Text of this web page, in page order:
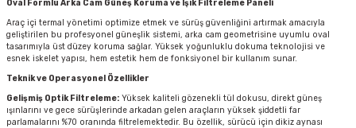
Oval Formlu Arka Cam Güneş Koruma ve Işık Filtreleme Paneli
Araç içi termal yönetimi optimize etmek ve sürüş güvenliğini artırmak amacıyla
geliştirilen bu profesyonel güneşlik sistemi, arka cam geometrisine uyumlu oval
tasarımıyla üst düzey koruma sağlar. Yüksek yoğunluklu dokuma teknolojisi ve
esnek iskelet yapısı, hem estetik hem de fonksiyonel bir kullanım sunar.
Teknik ve Operasyonel Özellikler
Gelişmiş Optik Filtreleme: Yüksek kaliteli gözenekli tül dokusu, direkt güneş
ışınlarını ve gece sürüşlerinde arkadan gelen araçların yüksek şiddetli far
parlamalarını %70 oranında filtrelemektedir. Bu özellik, sürücü için dikiz aynası